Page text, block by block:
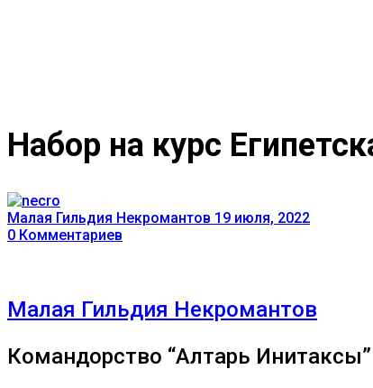
Набор на курс
Малая Гильдия Некромантов 19 июля, 2022
0 Комментариев
Малая Гильдия Некромантов
Командорство “Алтарь Инитаксы”